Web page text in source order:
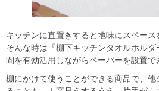
キッチンに直置きすると地味にスペース
そんな時は『棚下キッチンタオルホル
間を有効活用しながらペーパーを設置で
棚にかけて使うことができる商品で、